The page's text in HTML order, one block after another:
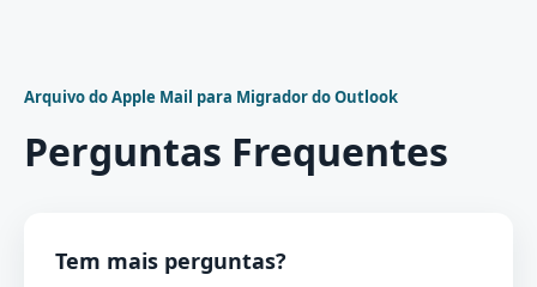
Arquivo do Apple Mail para Migrador do Outlook
Perguntas Frequentes
Tem mais perguntas?